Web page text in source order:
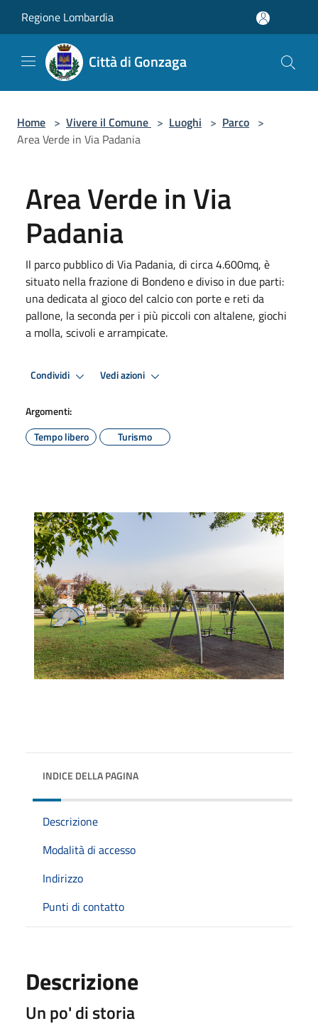
Regione Lombardia
Città di Gonzaga
Home > Vivere il Comune > Luoghi > Parco >
Area Verde in Via Padania
Area Verde in Via
Padania
Il parco pubblico di Via Padania, di circa 4.600mq, è
situato nella frazione di Bondeno e diviso in due parti:
una dedicata al gioco del calcio con porte e reti da
pallone, la seconda per i più piccoli con altalene, giochi
a molla, scivoli e arrampicate.
Condividi Vedi azioni
Argomenti:
Tempo libero
Turismo
INDICE DELLA PAGINA
Descrizione
Modalità di accesso
Indirizzo
Punti di contatto
Descrizione
Un po' di storia